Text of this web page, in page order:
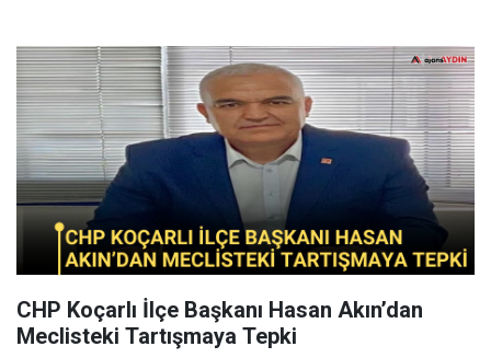
CHP Koçarlı İlçe Başkanı Hasan Akın’dan
Meclisteki Tartışmaya Tepki